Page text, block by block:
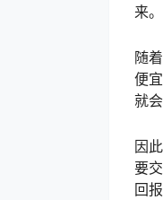
来
随
便
就
因
要
回